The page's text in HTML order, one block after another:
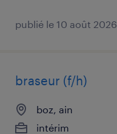
publié le 10 août 2026
braseur (f/h)
boz, ain
intérim